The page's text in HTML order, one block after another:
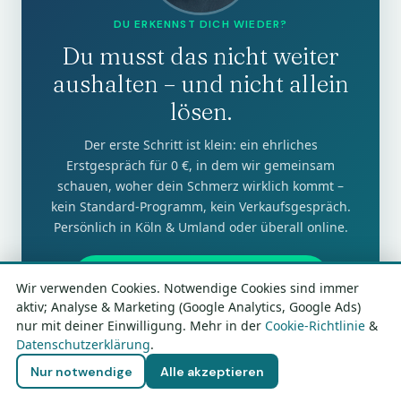
DU ERKENNST DICH WIEDER?
Du musst das nicht weiter
aushalten – und nicht allein
lösen.
Der erste Schritt ist klein: ein ehrliches
Erstgespräch für 0 €, in dem wir gemeinsam
schauen, woher dein Schmerz wirklich kommt –
kein Standard-Programm, kein Verkaufsgespräch.
Persönlich in Köln & Umland oder überall online.
Erstgespräch für 0 € sichern →
Oder finde in 10 Minuten selbst heraus, woher es
kommt →Schmerzfrei-Kompass (0 €)
Wir verwenden Cookies. Notwendige Cookies sind immer
aktiv; Analyse & Marketing (Google Analytics, Google Ads)
nur mit deiner Einwilligung. Mehr in der Cookie-Richtlinie &
Datenschutzerklärung.
Nur notwendige Alle akzeptieren